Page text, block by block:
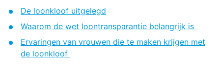
De loonkloof uitgelegd
Waarom de wet loontransparantie belangrijk is
Ervaringen van vrouwen die te maken krijgen met
de loonkloof